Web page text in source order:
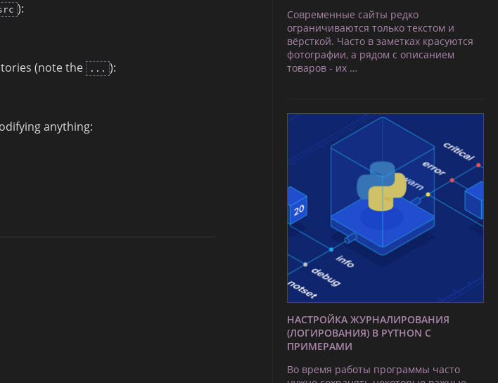
):
(note the ... ):
anything:
Современные сайты редко
ограничиваются только текстом и
вёрсткой. Часто в заметках красуются
фотографии, а рядом с описанием
товаров - их …
НАСТРОЙКА ЖУРНАЛИРОВАНИЯ
(ЛОГИРОВАНИЯ) В PYTHON С
ПРИМЕРАМИ
Во время работы программы часто